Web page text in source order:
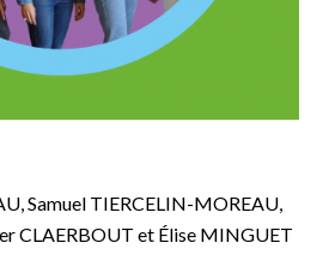
Samuel TIERCELIN-MOREAU,
CLAERBOUT et Élise MINGUET